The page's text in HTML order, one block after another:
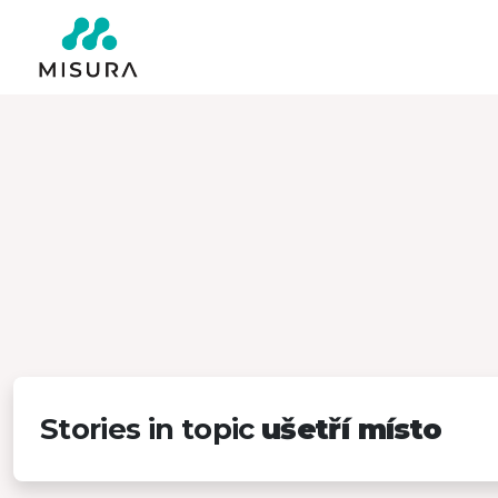
Stories in topic ušetří místo